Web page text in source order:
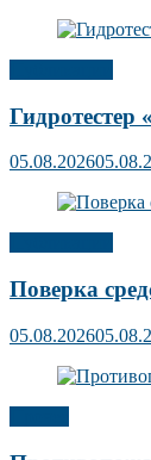
05.08.2026
Поверка
05.08.2026